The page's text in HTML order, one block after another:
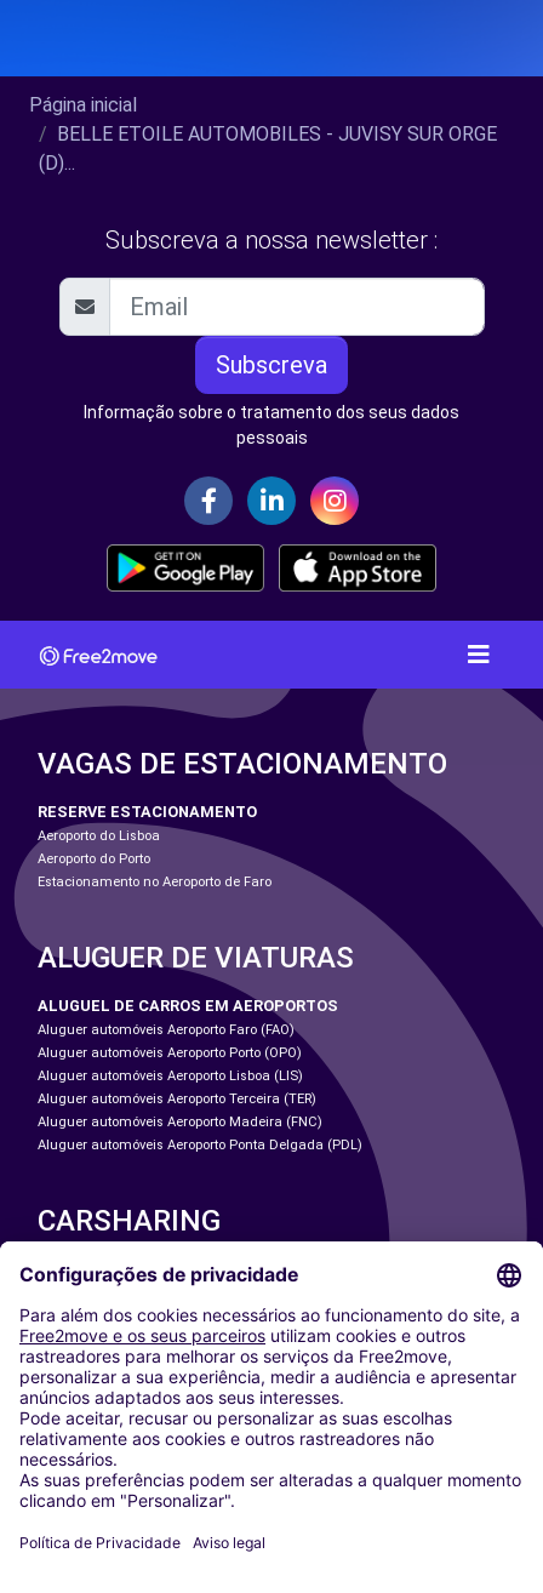
Página inicial
BELLE ETOILE AUTOMOBILES - JUVISY SUR ORGE
(D)...
Subscreva a nossa newsletter :
Subscreva
Informação sobre o tratamento dos seus dados
pessoais
VAGAS DE ESTACIONAMENTO
RESERVE ESTACIONAMENTO
Aeroporto do Lisboa
Aeroporto do Porto
Estacionamento no Aeroporto de Faro
ALUGUER DE VIATURAS
ALUGUEL DE CARROS EM AEROPORTOS
Aluguer automóveis Aeroporto Faro (FAO)
Aluguer automóveis Aeroporto Porto (OPO)
Aluguer automóveis Aeroporto Lisboa (LIS)
Aluguer automóveis Aeroporto Terceira (TER)
Aluguer automóveis Aeroporto Madeira (FNC)
Aluguer automóveis Aeroporto Ponta Delgada (PDL)
CARSHARING
NOSSAS CIDADES
Washington DC
Milan
Rome
Turin
Vienna
Berlin
Cologne
Dusseldorf
Frankfurt
Munich